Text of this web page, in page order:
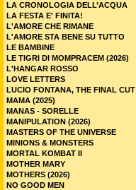
LA CRONOLOGIA DELL’ACQUA
LA FESTA E' FINITA!
L'AMORE CHE RIMANE
L'AMORE STA BENE SU TUTTO
LE BAMBINE
LE TIGRI DI MOMPRACEM (2026)
L'HANGAR ROSSO
LOVE LETTERS
LUCIO FONTANA, THE FINAL CUT
MAMA (2025)
MANAS - SORELLE
MANIPULATION (2026)
MASTERS OF THE UNIVERSE
MINIONS & MONSTERS
MORTAL KOMBAT II
MOTHER MARY
MOTHERS (2026)
NO GOOD MEN